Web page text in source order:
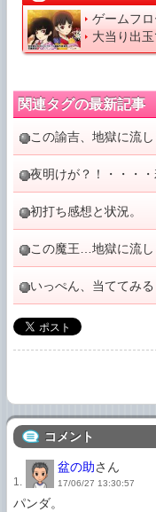
ゲームフロ
大当り出
関連タグの最新記事
この諭吉、地獄に流
夜明けが？！・・・
初打ち感想と状況。
この魔王…地獄に流
いっぺん、当ててみる
コメント
1.
盆の助さん
17/06/27 13:30:57
パンダ。